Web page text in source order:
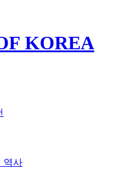
KOREA
역사